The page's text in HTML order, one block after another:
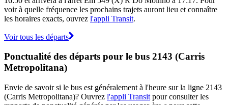
voir à quelle fréquence les prochains trajets auront lieu et connaître
les horaires exacts, ouvrez l'appli Transit.
Voir tous les départs
Ponctualité des départs pour le bus 2143 (Carris
Metropolitana)
Envie de savoir si le bus est généralement à l'heure sur la ligne 2143
(Carris Metropolitana)? Ouvrez l'appli Transit pour consulter les